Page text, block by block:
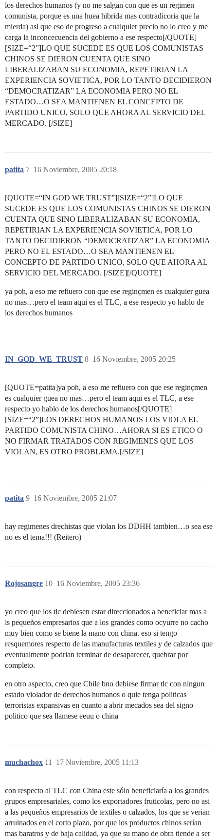
los derechos humanos (y no me salgan con que es un regimen
comunista, porque es una huea hibrida mas contradicoria que la
mierda) asi que eso de progreso a cualquier precio no lo creo y me
carga la inconcecuencia del gobierno a ese respecto[/QUOTE]
[SIZE=“2”]LO QUE SUCEDE ES QUE LOS COMUNISTAS
CHINOS SE DIERON CUENTA QUE SINO
LIBERALIZABAN SU ECONOMIA, REPETIRIAN LA
EXPERIENCIA SOVIETICA, POR LO TANTO DECIDIERON
“DEMOCRATIZAR” LA ECONOMIA PERO NO EL
ESTADO…O SEA MANTIENEN EL CONCEPTO DE
PARTIDO UNICO, SOLO QUE AHORA AL SERVICIO DEL
MERCADO. [/SIZE]
patita 16 Noviembre, 2005 20:18
7
[QUOTE=“IN GOD WE TRUST”][SIZE=“2”]LO QUE
SUCEDE ES QUE LOS COMUNISTAS CHINOS SE DIERON
CUENTA QUE SINO LIBERALIZABAN SU ECONOMIA,
REPETIRIAN LA EXPERIENCIA SOVIETICA, POR LO
TANTO DECIDIERON “DEMOCRATIZAR” LA ECONOMIA
PERO NO EL ESTADO…O SEA MANTIENEN EL
CONCEPTO DE PARTIDO UNICO, SOLO QUE AHORA AL
SERVICIO DEL MERCADO. [/SIZE][/QUOTE]
ya poh, a eso me refiuero con que ese reginçmen es cualquier guea
no mas…pero el team aqui es el TLC, a ese respecto yo hablo de
los derechos humanos
IN_GOD_WE_TRUST 16 Noviembre, 2005 20:25
8
[QUOTE=patita]ya poh, a eso me refiuero con que ese reginçmen
es cualquier guea no mas…pero el team aqui es el TLC, a ese
respecto yo hablo de los derechos humanos[/QUOTE]
[SIZE=“2”]LOS DERECHOS HUMANOS LOS VIOLA EL
PARTIDO COMUNISTA CHINO…AHORA SI ES ETICO O
NO FIRMAR TRATADOS CON REGIMENES QUE LOS
VIOLAN, ES OTRO PROBLEMA.[/SIZE]
patita 16 Noviembre, 2005 21:07
9
hay regimenes drechistas que violan los DDHH tambien…o sea ese
no es el tema!!! (Reitero)
Rojosangre 16 Noviembre, 2005 23:36
10
yo creo que los tlc debiesen estar direccionados a beneficiar mas a
ls pequeños empresarios que a los grandes como ocyurre no cacho
muy bien como se biene la mano con china. eso si tengo
resquemores respecto de las manufacturas textiles y de calzados que
eventualmente podrian terminar de desaparecer, quebrar por
completo.
en otro aspecto, creo que Chile bno debiese firmar tlc con ningun
estado violador de derechos humanos o quie tenga politicas
terroristas expansivas en cuanto a abrir mecados sea del signo
politico que sea llamese eeuu o china
muchachox 17 Noviembre, 2005 11:13
11
con respecto al TLC con China este sólo beneficiaría a los grandes
grupos empresariales, como los exportadores fruticolas, pero no asi
a las pequeños empresarios de textiles o calzados, los que se verian
arruinados en el corto plazo, por que los productos chinos serían
mas baratros y de baja calidad, ya que su mano de obra tiende a ser